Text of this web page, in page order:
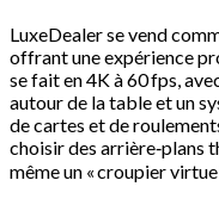
LuxeDealer se vend
offrant une expérience
se fait en 4K à 60 fps,
autour de la table et un
de cartes et de
choisir des arrière‑plans
même un « croupier